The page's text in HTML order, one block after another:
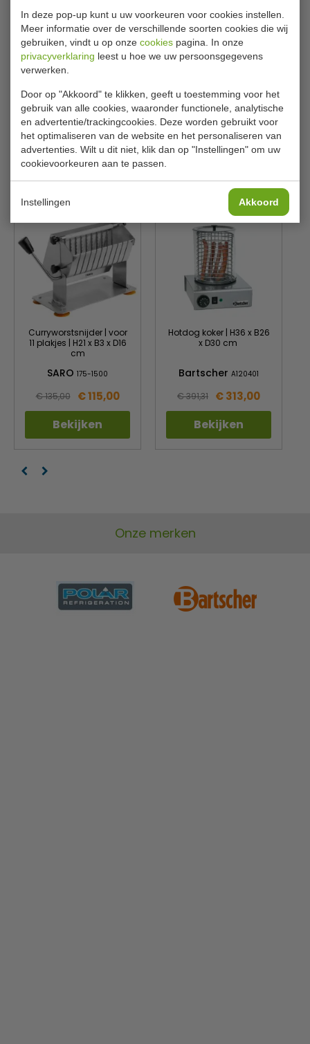
In deze pop-up kunt u uw voorkeuren voor cookies instellen.
Meer informatie over de verschillende soorten cookies die wij
gebruiken, vindt u op onze cookies pagina. In onze
privacyverklaring leest u hoe we uw persoonsgegevens
verwerken.
Door op "Akkoord" te klikken, geeft u toestemming voor het
gebruik van alle cookies, waaronder functionele, analytische
en advertentie/trackingcookies. Deze worden gebruikt voor
het optimaliseren van de website en het personaliseren van
advertenties. Wilt u dit niet, klik dan op "Instellingen" om uw
cookievoorkeuren aan te passen.
Instellingen Akkoord
Model
BA120408
Afmeting B x D x H
50 x 28,5 x 39 cm
Afmeting Ø x H
Temperatuurbereik
+40ºC tot +100ºC
Aansluitwaarde
0,96 kW / 230 V 50 Hz
Gewicht
7.63 kilo
Curryworstsnijder | voor
11 plakjes | H21 x B3 x D16
cm
SARO 175-1500
€ 135,00 € 115,00
Bekijken
Hotdog koker | H36 x B26
x D30 cm
Bartscher A120401
€ 391,31 € 313,00
Bekijken
Onze merken